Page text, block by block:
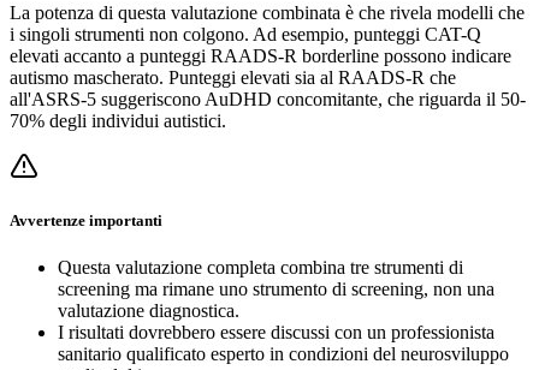
La potenza di questa valutazione combinata è che rivela modelli che
i singoli strumenti non colgono. Ad esempio, punteggi CAT-Q
elevati accanto a punteggi RAADS-R borderline possono indicare
autismo mascherato. Punteggi elevati sia al RAADS-R che
all'ASRS-5 suggeriscono AuDHD concomitante, che riguarda il 50-
70% degli individui autistici.
Avvertenze importanti
Questa valutazione completa combina tre strumenti di
screening ma rimane uno strumento di screening, non una
valutazione diagnostica.
I risultati dovrebbero essere discussi con un professionista
sanitario qualificato esperto in condizioni del neurosviluppo